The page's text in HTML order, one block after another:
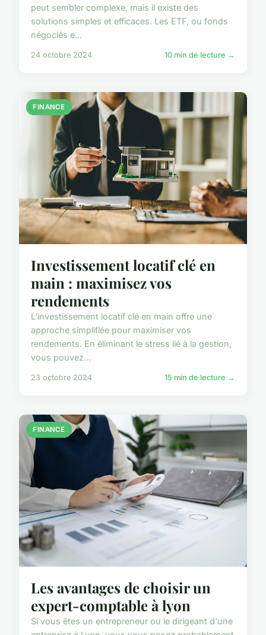
peut sembler complexe, mais il existe des
solutions simples et efficaces. Les ETF, ou fonds
négociés e...
24 octobre 2024 10 min de lecture →
FINANCE
Investissement locatif clé en
main : maximisez vos
rendements
L'investissement locatif clé en main offre une
approche simplifiée pour maximiser vos
rendements. En éliminant le stress lié à la gestion,
vous pouvez...
23 octobre 2024 15 min de lecture →
FINANCE
Les avantages de choisir un
expert-comptable à lyon
Si vous êtes un entrepreneur ou le dirigeant d'une